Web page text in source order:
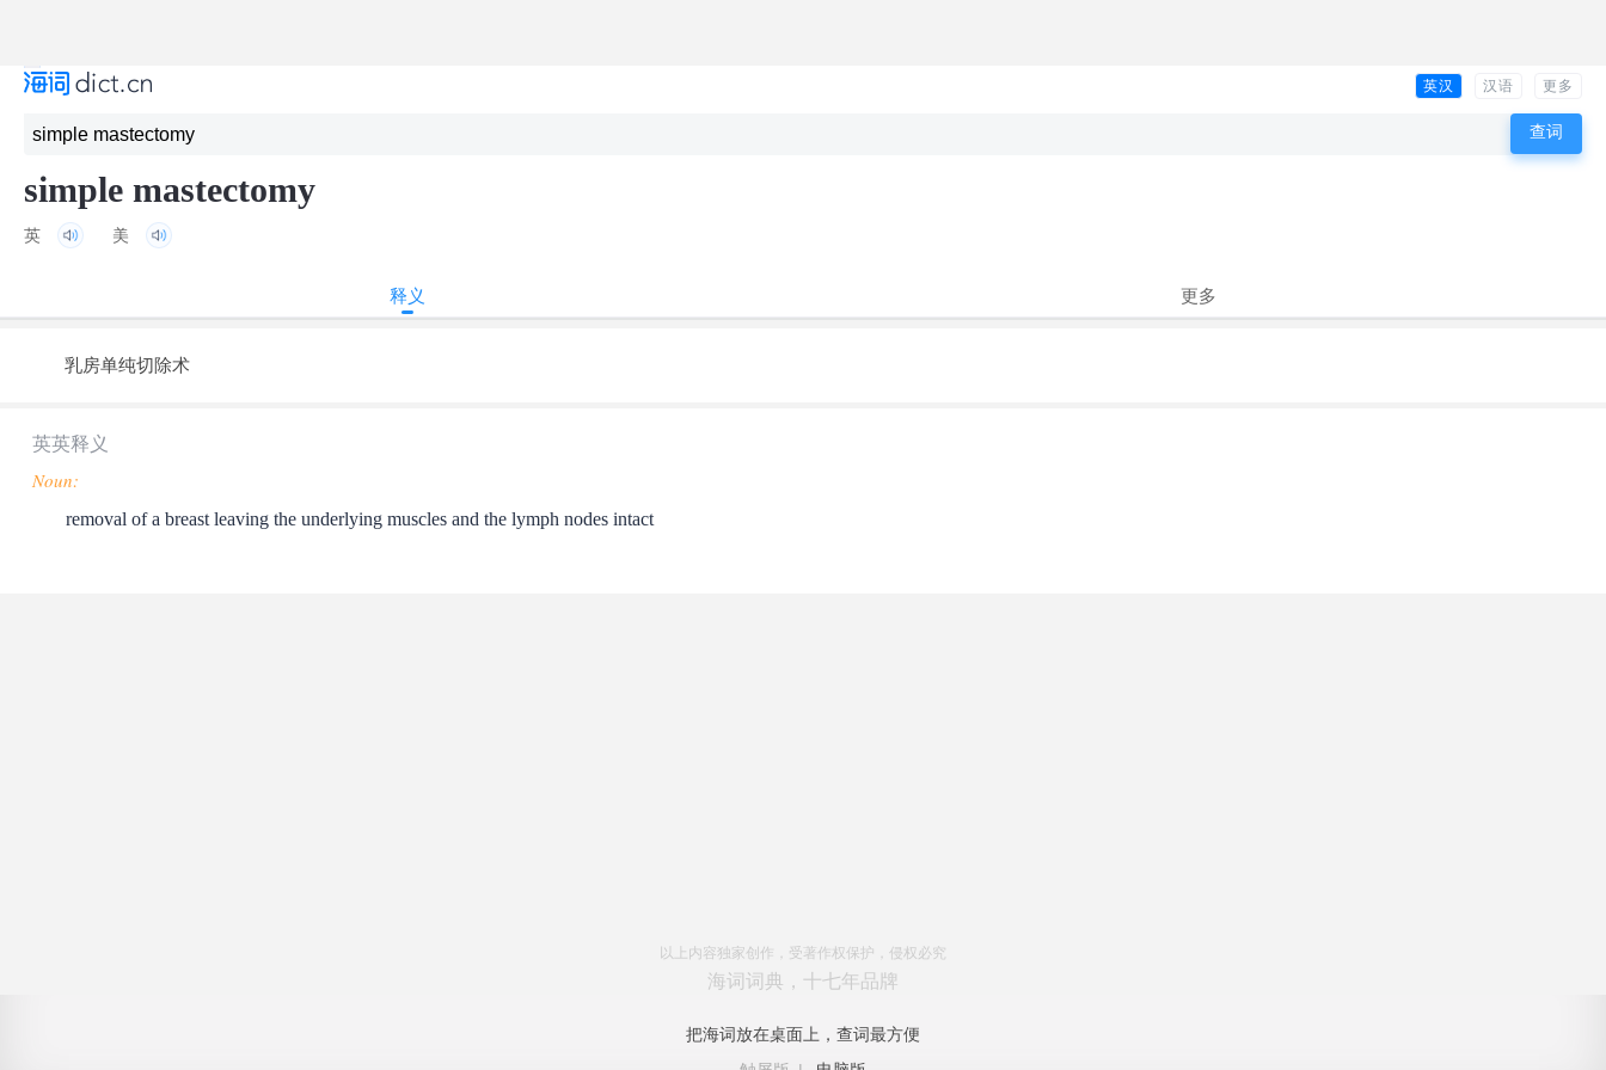
英汉 汉语 更多
simple mastectomy
英 美
释义 更多
乳房单纯切除术
英英释义
Noun:
removal of a breast leaving the underlying muscles and the lymph nodes intact
以上内容独家创作，受著作权保护，侵权必究
海词词典，十七年品牌
把海词放在桌面上，查词最方便